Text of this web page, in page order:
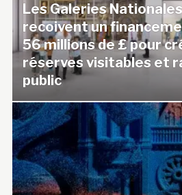
Les Galeries Nationales
recoivent un
56 millions de £ pour
réserves visitables et
public